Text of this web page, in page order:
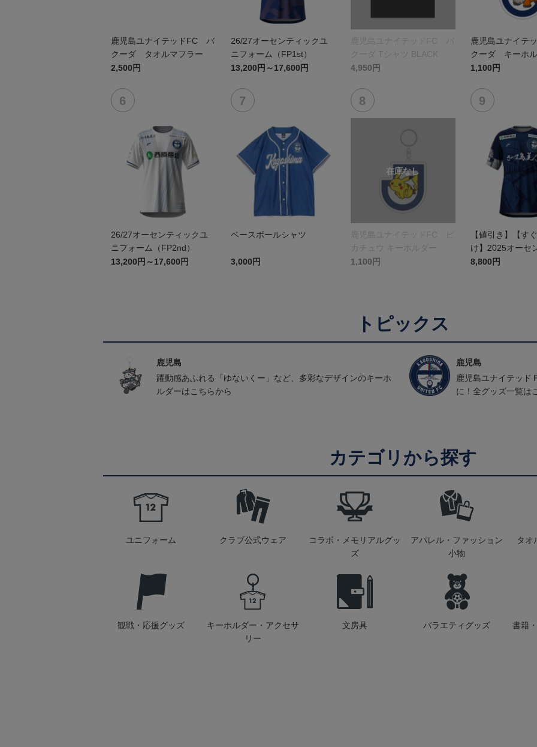
鹿児島ユナイテッドFC バ
クーダ タオルマフラー
2,500円
26/27オーセンティックユ
ニフォーム（FP1st）
13,200円～17,600円
鹿児島ユナイテッドFC バ
クーダ Tシャツ BLACK
4,950円
鹿児島ユナイテ
クーダ キーホ
1,100円
26/27オーセンティックユ
ニフォーム（FP2nd）
13,200円～17,600円
ベースボールシャツ
3,000円
鹿児島ユナイテッドFC ピ
カチュウ キーホルダー
1,100円
【値引き】【す
け】2025オーセ
ユニフォーム
8,800円
トピックス
鹿児島
躍動感あふれる「ゆないくー」など、多彩なデザインのキーホ
ルダーはこちらから
鹿児島
鹿児島ユナイテッド
に！全グッズ一覧は
カテゴリから探す
ユニフォーム クラブ公式ウェア
コラボ・メモリアルグッ
ズ
アパレル・ファッション
小物
タオ
観戦・応援グッズ
キーホルダー・アクセサ
リー
文房具 バラエティグッズ 書籍